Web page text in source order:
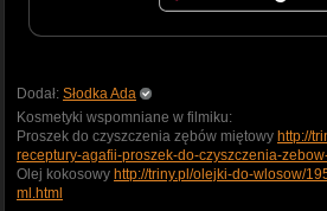
Dodał: Słodka Ada
Kosmetyki wspomniane w filmiku:
Proszek do czyszczenia zębów miętowy http://
receptury-agafii-proszek-do-czyszczenia-
Olej kokosowy http://triny.pl/olejki-do-wlosow/
ml.html